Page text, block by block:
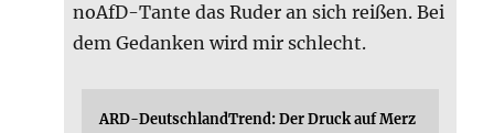
noAfD-Tante das Ruder an sich reißen. Bei
dem Gedanken wird mir schlecht.
ARD-DeutschlandTrend: Der Druck auf Merz